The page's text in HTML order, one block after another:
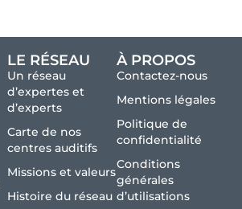
LE RÉSEAU
Un réseau
d’expertes et
d’experts
Carte de nos
centres auditifs
Missions et valeurs
Histoire du réseau
À PROPOS
Contactez-nous
Mentions légales
Politique de
confidentialité
Conditions
générales
d’utilisations